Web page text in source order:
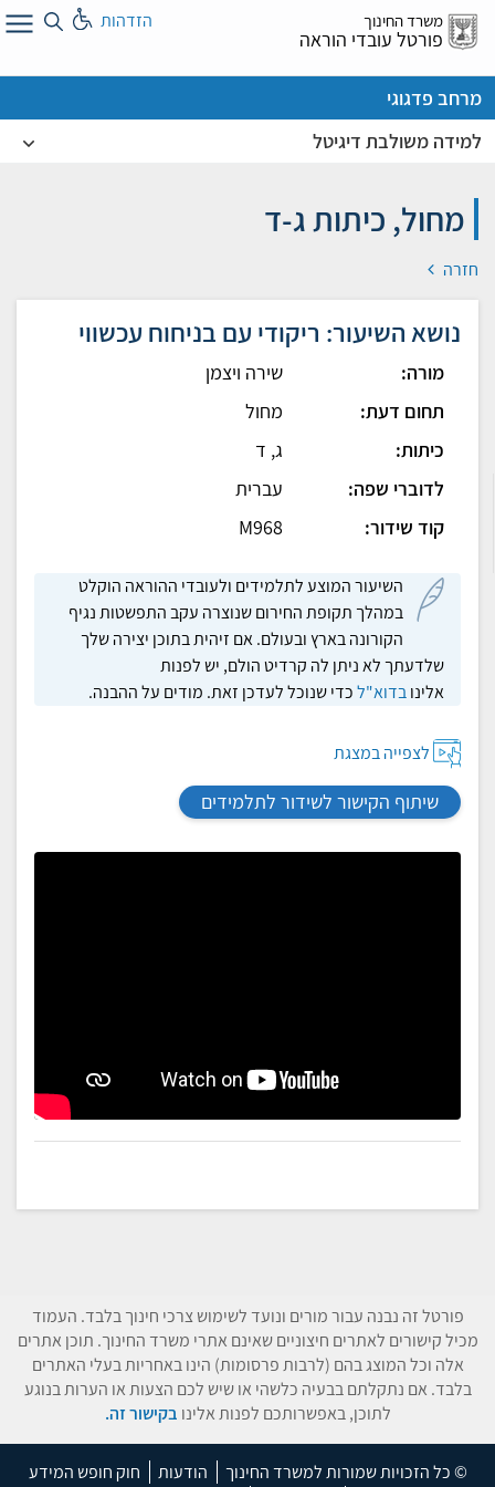
דלג
אל
משרד החינוך
פורטל עובדי הוראה
הזדהות
מרחב פדגוגי
למידה משולבת דיגיטל
מחול, כיתות ג-ד
חזרה
נושא השיעור: ריקודי עם בניחוח עכשווי
מורה:
שירה ויצמן
תחום דעת:
מחול
כיתות:
ג, ד
לדוברי שפה:
עברית
קוד שידור:
M968
השיעור המוצע לתלמידים ולעובדי ההוראה הוקלט
במהלך תקופת החירום שנוצרה עקב התפשטות נגיף
הקורונה בארץ ובעולם. אם זיהית בתוכן יצירה שלך
שלדעתך לא ניתן לה קרדיט הולם, יש לפנות
אלינובדוא"לכדי שנוכל לעדכן זאת. מודים על ההבנה.
לצפייה במצגת
שיתוף הקישור לשידור לתלמידים
פורטל זה נבנה עבור מורים ונועד לשימוש צרכי חינוך בלבד. העמוד
מכיל קישורים לאתרים חיצוניים שאינם אתרי משרד החינוך. תוכן אתרים
אלה וכל המוצג בהם (לרבות פרסומות) הינו באחריות בעלי האתרים
בלבד. אם נתקלתם בבעיה כלשהי או שיש לכם הצעות או הערות בנוגע
לתוכן, באפשרותכם לפנות אלינו בקישור זה.
© כל הזכויות שמורות למשרד החינוך הודעות
חוק חופש המידע